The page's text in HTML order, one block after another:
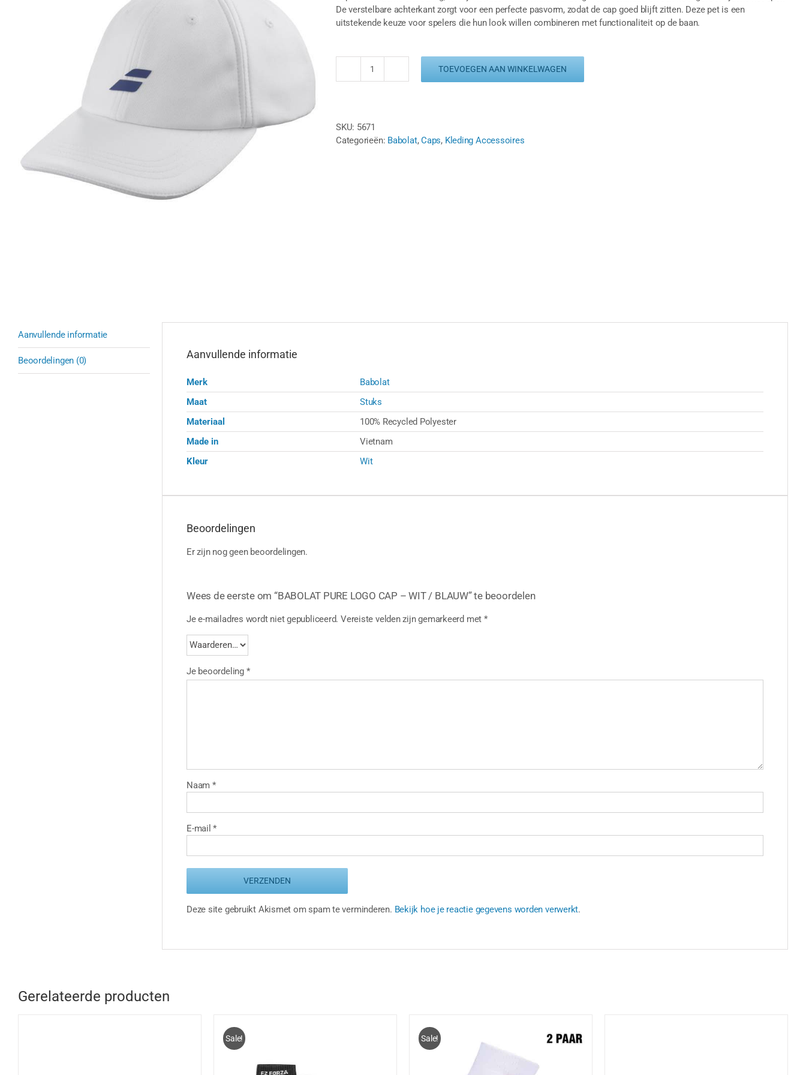
De verstelbare achterkant zorgt voor een perfecte pasvorm, zodat de cap goed blijft zitten. Deze pet is een
uitstekende keuze voor spelers die hun look willen combineren met functionaliteit op de baan.
BABOLAT
-
WIT
TOEVOEGEN AAN WINKELWAGEN
SKU: 5671
Categorieën: Babolat,Caps, Kleding Accessoires
Aanvullende informatie
Beoordelingen (0) Aanvullende informatie
Merk
Babolat
Maat
Stuks
Materiaal
100% Recycled Polyester
Made in
Vietnam
Kleur
Wit
Beoordelingen
Er zijn nog geen beoordelingen.
Wees de eerste om “BABOLAT PURE LOGO CAP – WIT / BLAUW” te beoordelen
Je e-mailadres wordt niet gepubliceerd. Vereiste velden zijn gemarkeerd met *
Je beoordeling *
Naam *
E-mail*
Deze site gebruikt Akismet om spam te verminderen. Bekijk hoe je reactie gegevens worden verwerkt.
Gerelateerde producten
Sale! Sale!